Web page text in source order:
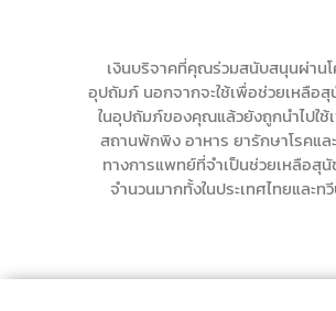
เงินบริจาคที่คุณร่วมสนับสนุนผ่านโ
อุปถัมภ์ นอกจากจะใช้เพื่อช่วยเหลือสุ
ในอุปถัมภ์ของคุณแล้วยังถูกนำไปใช้
สถานพักพิง อาหาร ยารักษาโรคแล
ทางการแพทย์ที่จำเป็นช่วยเหลือสุนั
จำนวนมากทั้งในประเทศไทยและทวี